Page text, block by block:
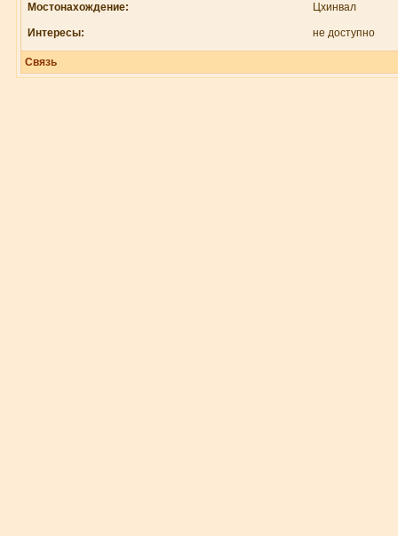
Мостонахождение: Цхинвал
Интересы: не доступно
Связь